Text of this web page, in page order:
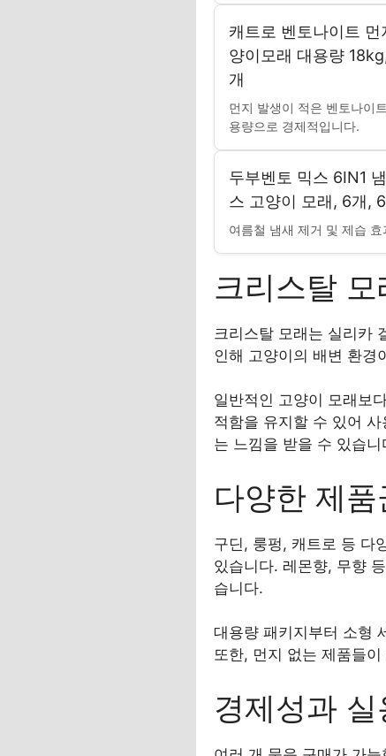
캐트로 벤토나이트 먼
양이모래 대용량
개
먼지 발생이 적은 벤토나이
용량으로 경제적입니다.
두부벤토 믹스 6IN1
스 고양이 모래, 6개,
여름철 냄새 제거 및 제습
크리스탈
크리스탈 모래는 실리카
인해 고양이의 배변 환경
일반적인 고양이 모래보
적함을 유지할 수 있어
는 느낌을 받을 수 있습니
다양한 제
구딘, 룽펑, 캐트로 등 다
있습니다. 레몬향, 무향
습니다.
대용량 패키지부터 소형
또한, 먼지 없는 제품들
경제성과